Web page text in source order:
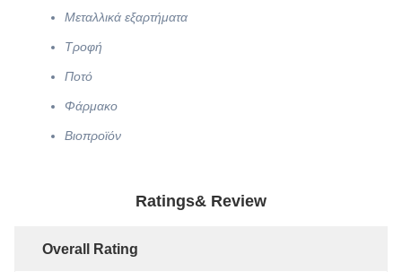
Μεταλλικά εξαρτήματα
Τροφή
Ποτό
Φάρμακο
Βιοπροϊόν
Ratings& Review
Overall Rating